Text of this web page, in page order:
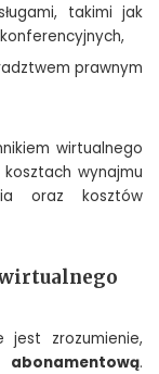
takimi jak
prawnym
wirtualnego
wynajmu
oraz kosztów
wirtualnego
jest zrozumienie,
abonamentową.